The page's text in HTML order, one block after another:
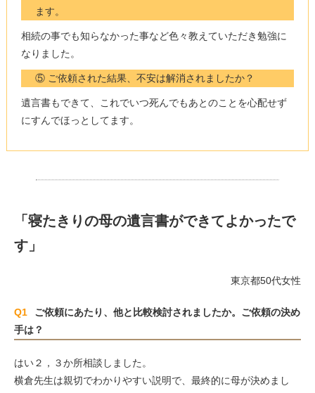
ます。
相続の事でも知らなかった事など色々教えていただき勉強に
なりました。
⑤ ご依頼された結果、不安は解消されましたか？
遺言書もできて、これでいつ死んでもあとのことを心配せず
にすんでほっとしてます。
「寝たきりの母の遺言書ができてよかったで
す」
東京都50代女性
Q1
ご依頼にあたり、他と比較検討されましたか。ご依頼の決め
手は？
はい２，３か所相談しました。
横倉先生は親切でわかりやすい説明で、最終的に母が決めまし